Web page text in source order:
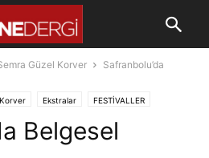
Güzel Korver
Safranbolu’da
Ekstralar FESTİVALLER
Belgesel